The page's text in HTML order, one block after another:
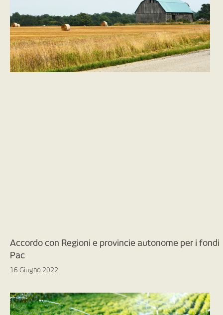
Accordo con Regioni e provincie autonome per i fondi
Pac
16 Giugno 2022